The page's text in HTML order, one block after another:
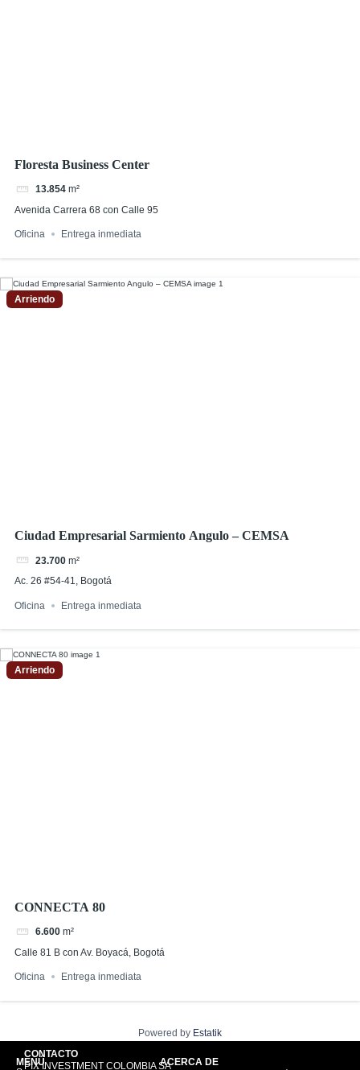
Floresta Business Center
13.854 m²
Avenida Carrera 68 con Calle 95
Oficina Entrega inmediata
Arriendo
Ciudad Empresarial Sarmiento Angulo – CEMSA
23.700 m²
Ac. 26 #54-41, Bogotá
Oficina Entrega inmediata
Arriendo
CONNECTA 80
6.600 m²
Calle 81 B con Av. Boyacá, Bogotá
Oficina Entrega inmediata
Powered by Estatik
MENÚ
ACERCA DE
CONTACTO
PIX INVESTMENT COLOMBIA SA